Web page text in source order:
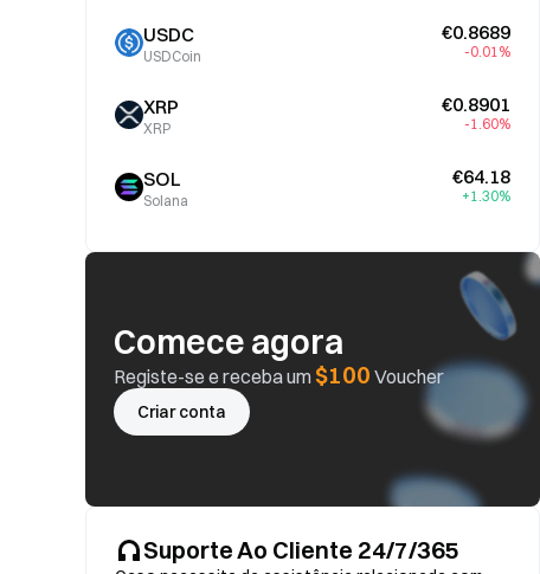
USDC
USDCoin
€0.8689
-0.01%
XRP
XRP
€0.8901
-1.60%
SOL
Solana
€64.18
+1.30%
Comece agora
Registe-se e receba um $100 Voucher
Criar conta
Suporte Ao Cliente 24/7/365